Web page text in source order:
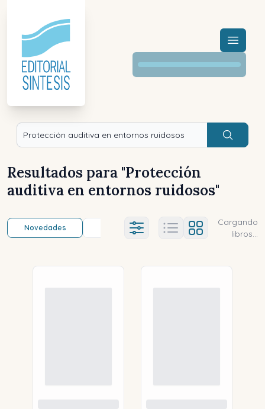
Menú
Buscar
Resultados para "Protección
auditiva en entornos ruidosos"
Novedades Título (a-z) Título (z-a)
Ajustes abierto
Cargando
libros...